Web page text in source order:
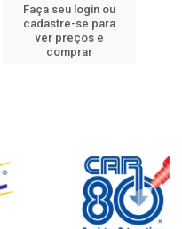
Faça seu login ou
cadastre-se para
ver preços e
comprar